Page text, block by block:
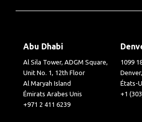
Abu Dhabi
Al Sila Tower, ADGM Square,
Unit No. 1, 12th Floor
Al Maryah Island
Émirats Arabes Unis
+971 2 411 6239
1099
États-
+1